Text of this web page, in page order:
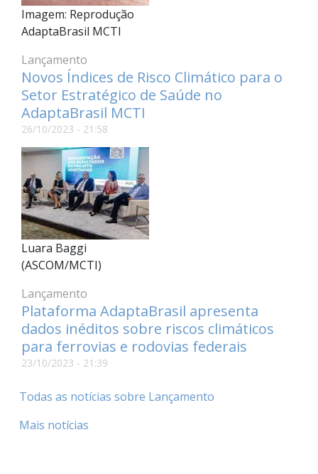
Imagem: Reprodução
AdaptaBrasil MCTI
Lançamento
Novos Índices de Risco Climático para o
Setor Estratégico de Saúde no
AdaptaBrasil MCTI
26/10/2023 - 21:58
Luara Baggi
(ASCOM/MCTI)
Lançamento
Plataforma AdaptaBrasil apresenta
dados inéditos sobre riscos climáticos
para ferrovias e rodovias federais
23/10/2023 - 21:39
Todas as notícias sobre Lançamento
Mais notícias